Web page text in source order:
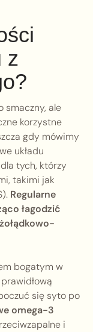
z
smaczny, ale
korzystne
gdy mówimy
układu
tych, którzy
takimi jak
Regularne
łagodzić
bogatym w
się syto po
omega-3
i